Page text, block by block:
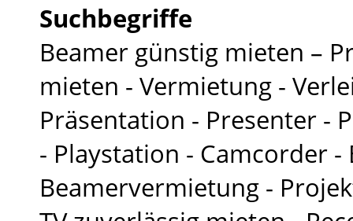
Suchbegriffe
Beamer günstig mieten –
mieten - Vermietung -
Präsentation - Presenter -
- Playstation - Camcorder
Beamervermietung -